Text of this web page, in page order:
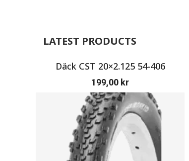
LATEST PRODUCTS
Däck CST 20×2.125 54-406
199,00 kr